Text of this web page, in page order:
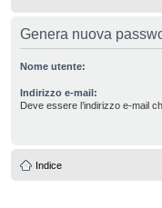
Genera nuova
Nome utente:
Indirizzo e-mail:
Deve essere l’indirizzo e-mail
Indice